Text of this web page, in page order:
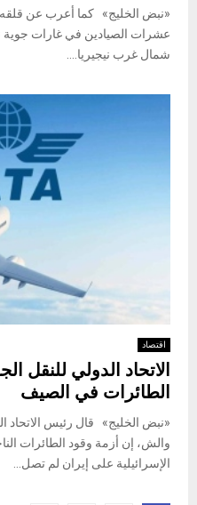
«نبض الخليج» كما أعرب عن قلقه
عشرات الصيادين في غارات جوية
شمال غرب نيجيريا....
اقتصاد
الاتحاد الدولي
الطائرات في الصيف
«نبض الخليج» قال رئيس الاتحاد
والش، إن أزمة وقود الطائرات
الإسرائيلية على إيران لم تصل...